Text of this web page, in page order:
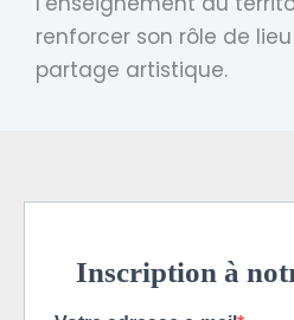
renforcer son rôle de
partage artistique.